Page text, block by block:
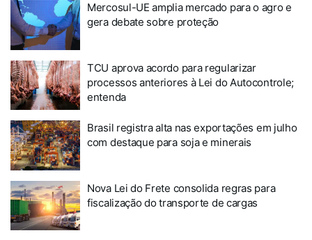
Mercosul-UE amplia mercado para o agro e
gera debate sobre proteção
TCU aprova acordo para regularizar
processos anteriores à Lei do Autocontrole;
entenda
Brasil registra alta nas exportações em julho
com destaque para soja e minerais
Nova Lei do Frete consolida regras para
fiscalização do transporte de cargas